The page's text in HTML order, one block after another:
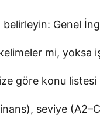
belirleyin: Genel
mi, yoksa
göre konu listesi
seviye